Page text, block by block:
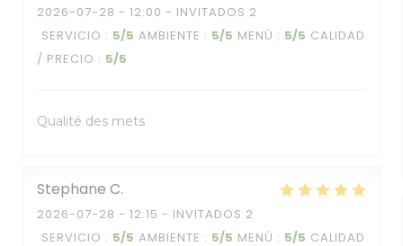
2026-07-28 - 12:00 - INVITADOS 2
SERVICIO : 5/5 AMBIENTE : 5/5 MENÚ : 5/5 CALIDAD
/ PRECIO : 5/5
Qualité des mets
Stephane C
2026-07-28 - 12:15 - INVITADOS 2
SERVICIO : 5/5 AMBIENTE : 5/5 MENÚ : 5/5 CALIDAD